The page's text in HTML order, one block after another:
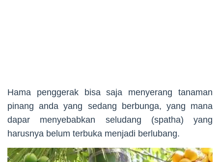
Hama penggerak bisa saja menyerang tanaman
pinang anda yang sedang berbunga, yang mana
dapar menyebabkan seludang (spatha) yang
harusnya belum terbuka menjadi berlubang.